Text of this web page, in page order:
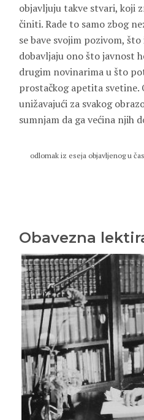
objavljuju takve stvari, koji
činiti. Rade to samo zbog
se bave svojim pozivom,
dobavljaju ono što javnost
drugim novinarima u što
prostačkog apetita svetine.
unižavajući za svakog
sumnjam da ga većina njih
odlomak iz eseja objavljenog u
Obavezna